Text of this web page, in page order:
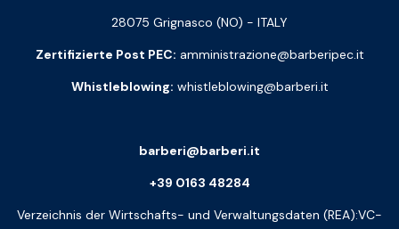
28075 Grignasco (NO) - ITALY
Zertifizierte Post PEC: amministrazione@barberipec.it
Whistleblowing: whistleblowing@barberi.it
barberi@barberi.it
+39 0163 48284
Verzeichnis der Wirtschafts- und Verwaltungsdaten (REA):VC-